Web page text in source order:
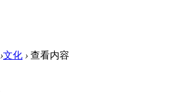
›文化 › 查看内容